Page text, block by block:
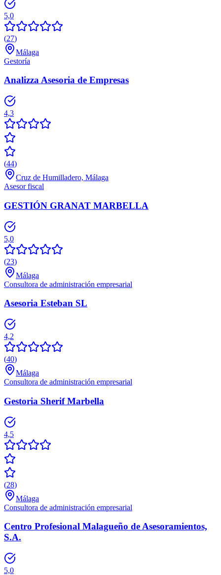
5,0
(27)
Málaga
Gestoría
Analizza Asesoria de Empresas
4,3
(44)
Cruz de Humilladero, Málaga
Asesor fiscal
GESTIÓN GRANAT MARBELLA
5,0
(23)
Málaga
Consultora de administración empresarial
Asesoria Esteban SL
4,2
(40)
Málaga
Consultora de administración empresarial
Gestoria Sherif Marbella
4,5
(28)
Málaga
Consultora de administración empresarial
Centro Profesional Malagueño de Asesoramientos,
S.A.
5,0